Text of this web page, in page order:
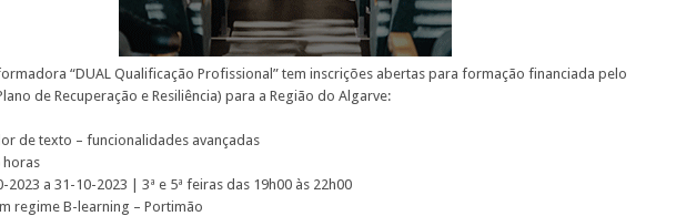
“DUAL Qualificação Profissional” tem inscrições abertas para formação financiada pelo
de Recuperação e Resiliência) para a Região do Algarve:
de texto – funcionalidades avançadas
horas
2023 a 31-10-2023 | 3ª e 5ª feiras das 19h00 às 22h00
regime B-learning – Portimão